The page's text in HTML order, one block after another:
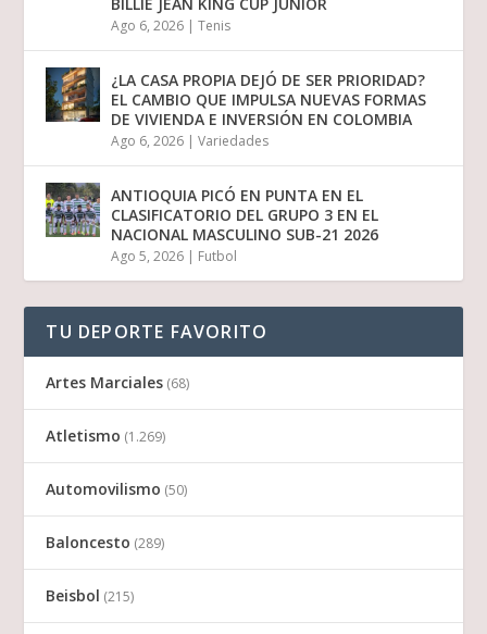
Ago 6, 2026 |Tenis
¿LA CASA PROPIA DEJÓ DE SER PRIORIDAD?
EL CAMBIO QUE IMPULSA NUEVAS FORMAS
DE VIVIENDA E INVERSIÓN EN COLOMBIA
Ago 6, 2026 |Variedades
ANTIOQUIA PICÓ EN PUNTA EN EL
CLASIFICATORIO DEL GRUPO 3 EN EL
NACIONAL MASCULINO SUB-21 2026
Ago 5, 2026 | Futbol
TU DEPORTE FAVORITO
Artes Marciales (68)
Atletismo (1.269)
Automovilismo (50)
Baloncesto (289)
Beisbol (215)